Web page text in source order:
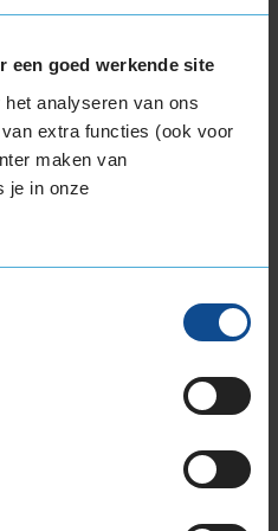
een goed werkende site
analyseren van ons
extra functies (ook voor
maken van
je in onze
met het EU
D, wat overeen komt
brandstofefficiëntie.
wegdek is deze band
label, wat betekent dat
rolgeluid van 71 dB
heeft.
klik dan